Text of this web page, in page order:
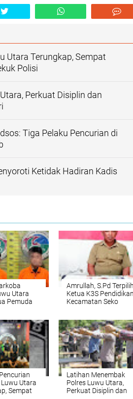
Utara Terungkap, Sempat
Polisi
Perkuat Disiplin dan
Tiga Pelaku Pencurian di
Ketidak Hadiran Kadis
Utara
Pemuda
Amrullah, S.Pd Terpilih
Ketua K3S Pendidikan
Kecamatan Seko
Utara
Sempat
Latihan Menembak
Polres Luwu Utara,
Perkuat Disiplin dan